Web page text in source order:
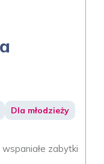
Dla młodzieży
zabytki